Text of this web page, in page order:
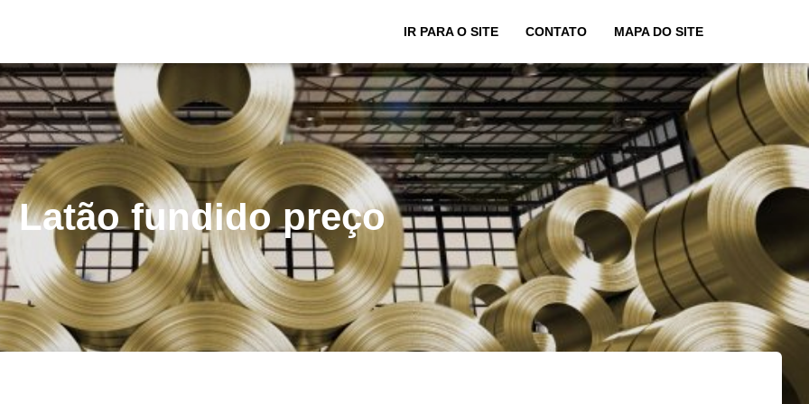
IR PARA O SITE CONTATO MAPA DO SITE
Latão fundido preço